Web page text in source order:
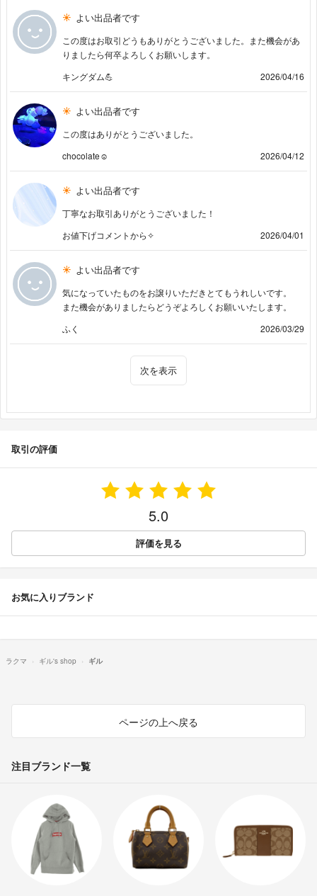
よい出品者です
この度はお取引どうもありがとうございました。また機会があ
りましたら何卒よろしくお願いします。
キングダム💪
2026/04/16
よい出品者です
この度はありがとうございました。
chocolate☺︎
2026/04/12
よい出品者です
丁寧なお取引ありがとうございました！
お値下げコメントから✧︎
2026/04/01
よい出品者です
気になっていたものをお譲りいただきとてもうれしいです。
また機会がありましたらどうぞよろしくお願いいたします。
ふく
2026/03/29
次を表示
取引の評価
5.0
評価を見る
お気に入りブランド
ラクマ ギル's shop ギル
ページの上へ戻る
注目ブランド一覧